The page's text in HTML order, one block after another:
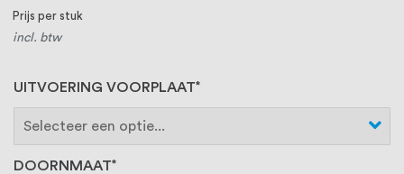
UITVOERING VOORPLAAT
DOORNMAAT
Prijs per stuk
incl. btw